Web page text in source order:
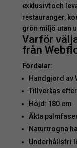
exklusivt och
restauranger,
grön miljö utan
Varför
från
Fördelar:
Handgjord av
Tillverkas
Höjd: 180 cm
Äkta
Naturtrogna
Underhållsfri